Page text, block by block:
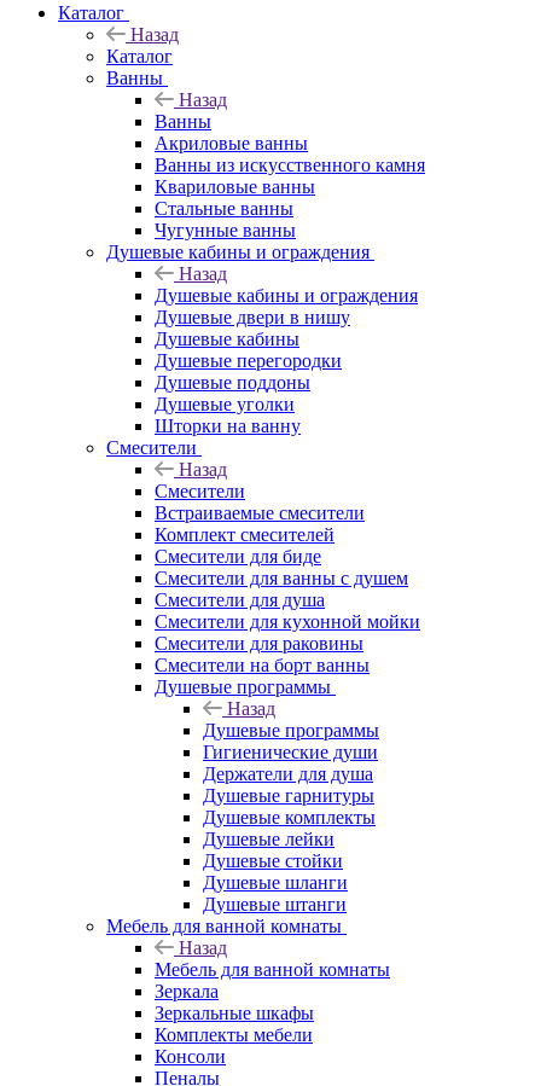
Каталог
Назад
Каталог
Ванны
Назад
Ванны
Акриловые ванны
Ванны из искусственного камня
Квариловые ванны
Стальные ванны
Чугунные ванны
Душевые кабины и ограждения
Назад
Душевые кабины и ограждения
Душевые двери в нишу
Душевые кабины
Душевые перегородки
Душевые поддоны
Душевые уголки
Шторки на ванну
Смесители
Назад
Смесители
Встраиваемые смесители
Комплект смесителей
Смесители для биде
Смесители для ванны с душем
Смесители для душа
Смесители для кухонной мойки
Смесители для раковины
Смесители на борт ванны
Душевые программы
Назад
Душевые программы
Гигиенические души
Держатели для душа
Душевые гарнитуры
Душевые комплекты
Душевые лейки
Душевые стойки
Душевые шланги
Душевые штанги
Мебель для ванной комнаты
Назад
Мебель для ванной комнаты
Зеркала
Зеркальные шкафы
Комплекты мебели
Консоли
Пеналы